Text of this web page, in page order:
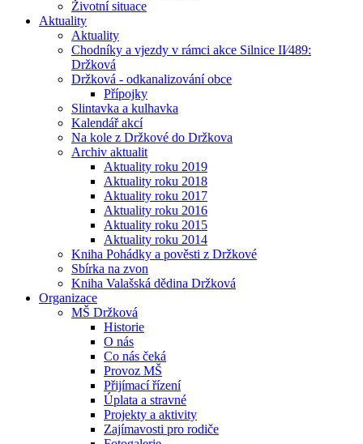
Životní situace
Aktuality
Aktuality
Chodníky a vjezdy v rámci akce Silnice II⁄489:
Držková
Držková - odkanalizování obce
Přípojky
Slintavka a kulhavka
Kalendář akcí
Na kole z Držkové do Držkova
Archiv aktualit
Aktuality roku 2019
Aktuality roku 2018
Aktuality roku 2017
Aktuality roku 2016
Aktuality roku 2015
Aktuality roku 2014
Kniha Pohádky a pověsti z Držkové
Sbírka na zvon
Kniha Valašská dědina Držková
Organizace
MŠ Držková
Historie
O nás
Co nás čeká
Provoz MŠ
Přijímací řízení
Úplata a stravné
Projekty a aktivity
Zajímavosti pro rodiče